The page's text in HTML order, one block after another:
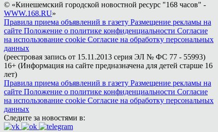
© «Кинешемский городской новостной ресурс "168 часов" -
WWW.168.RU»
Правила приема объявлений в газету Размещение рекламы на
сайте Положение о политике конфиденциальности Согласие
на использование cookie Согласие на обработку персональных
данных
(реестровая запись от 15.11.2013 серия ЭЛ № ФС 77 - 55993)
16+ (Информация на сайте предназначена для детей старше 16
лет)
Правила приема объявлений в газету Размещение рекламы на
сайте Положение о политике конфиденциальности Согласие
на использование cookie Согласие на обработку персональных
данных
Следите за новостями в: